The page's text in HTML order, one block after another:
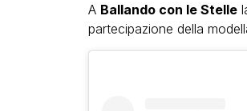
A Ballando con le Stelle
partecipazione della